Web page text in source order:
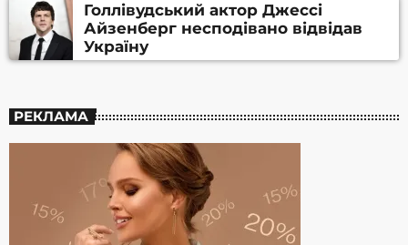
Голлівудський актор Джессі
Айзенберг несподівано відвідав
Україну
РЕКЛАМА